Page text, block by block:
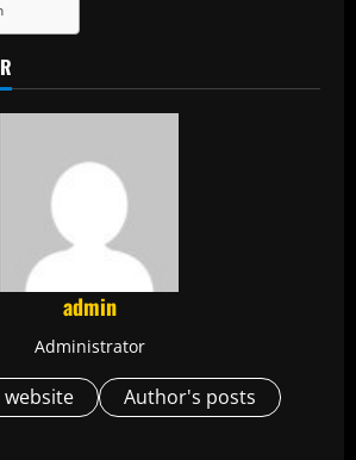
admin
Administrator
Author's posts